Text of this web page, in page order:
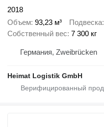
2018
Объем 93,23 м³ Подвеска
Собственный вес 7 300 кг
Германия, Zweibrücken
Heimat Logistik GmbH